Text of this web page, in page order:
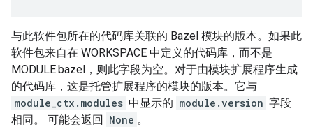
与此软件包所在的代码库关联的 Bazel 模块的版本。如果此
软件包来自在 WORKSPACE 中定义的代码库，而不是
MODULE.bazel，则此字段为空。对于由模块扩展程序生成
的代码库，这是托管扩展程序的模块的版本。它与
module_ctx.modules 中显示的 module.version 字段
相同。 可能会返回 None 。